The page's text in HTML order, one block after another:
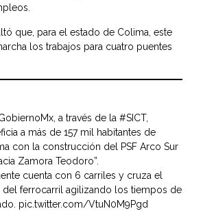
que, para el estado de Colima, este
los trabajos para cuatro puentes
, a través de la #SICT,
a más de 157 mil habitantes de
con la construcción del PSF Arco Sur
Zamora Teodoro”.
cuenta con 6 carriles y cruza el
del ferrocarril agilizando los tiempos de
pic.twitter.com/VtuN0M9Pgd